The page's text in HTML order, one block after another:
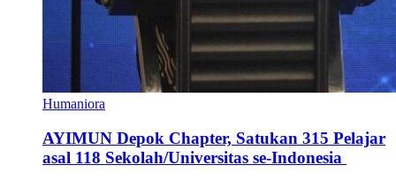
Humaniora
AYIMUN Depok Chapter, Satukan 315 Pelajar
asal 118 Sekolah/Universitas se-Indonesia